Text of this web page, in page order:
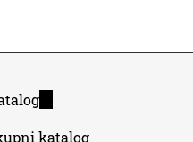
(link
katalog